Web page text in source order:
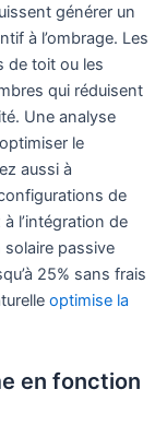
générer un
à l’ombrage. Les
de toit ou les
qui réduisent
Une analyse
le
aussi à
de
l’intégration de
passive
25% sans frais
optimise la
en fonction